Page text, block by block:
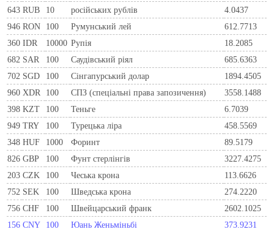
643 RUB 10 російських рублів
4.0437
946 RON 100 Румунський лей
612.7713
360 IDR 10000 Рупія
18.2085
682 SAR 100 Саудівський ріял
685.6363
702 SGD 100 Сінгапурський долар
1894.4505
960 XDR 100 СПЗ (спеціальні права запозичення)
3558.1488
398 KZT 100 Теньге
6.7039
949 TRY 100 Турецька ліра
458.5569
348 HUF 1000 Форинт
89.5179
826 GBP 100 Фунт стерлінгів
3227.4275
203 CZK 100 Чеська крона
113.6626
752 SEK 100 Шведська крона
274.2220
756 CHF 100 Швейцарський франк
2602.1025
156 CNY 100 Юань Женьміньбі 373.9231